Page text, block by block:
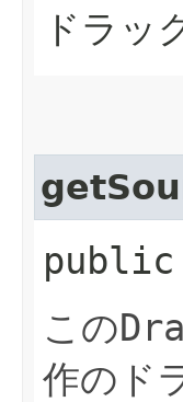
ドラッ
この
作のド